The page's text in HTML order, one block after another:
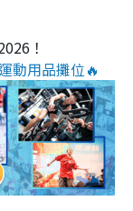
！
動用品攤位🔥